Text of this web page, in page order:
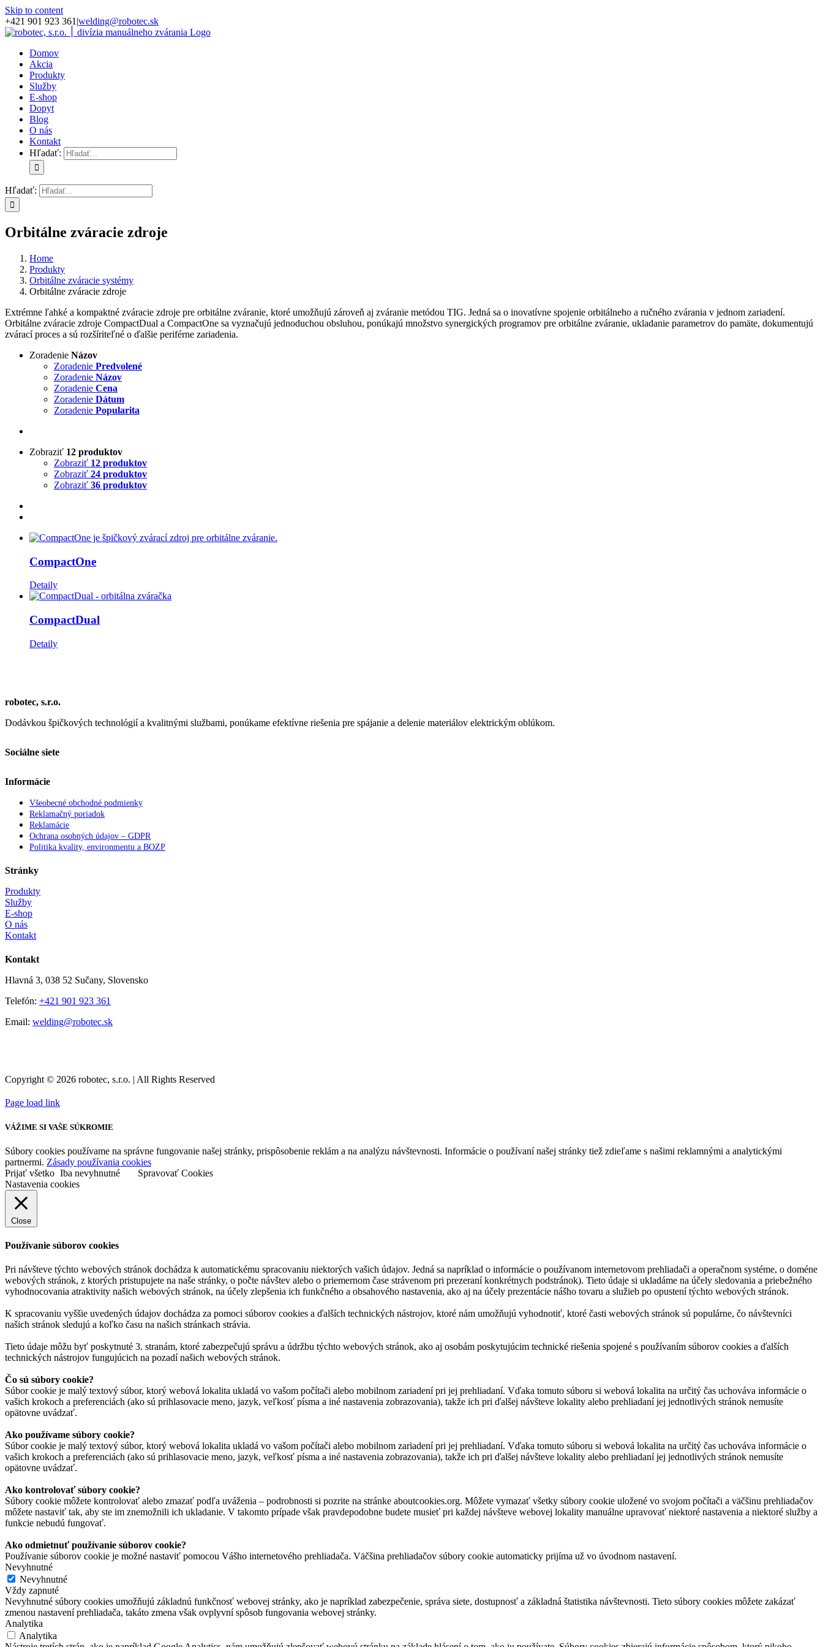
Skip to content
+421 901 923 361 |welding@robotec.sk
Domov
Akcia
Produkty
Služby
E-shop
Dopyt
Blog
O nás
Kontakt
Hľadať:
Hľadať:
Orbitálne zváracie zdroje
Home
Produkty
Orbitálne zváracie systémy
Orbitálne zváracie zdroje
Extrémne ľahké a kompaktné zváracie zdroje pre orbitálne zváranie, ktoré umožňujú zároveň aj zváranie metódou TIG. Jedná sa o inovatívne spojenie orbitálneho a ručného zvárania v jednom zariadení.
Orbitálne zváracie zdroje CompactDual a CompactOne sa vyznačujú jednoduchou obsluhou, ponúkajú množstvo synergických programov pre orbitálne zváranie, ukladanie parametrov do pamäte, dokumentujú
zvárací proces a sú rozšíriteľné o ďalšie periférne zariadenia.
Zoradenie Názov
Zoradenie Predvolené
Zoradenie Názov
Zoradenie Cena
Zoradenie Dátum
Zoradenie Popularita
Zobraziť 12 produktov
Zobraziť 12 produktov
Zobraziť 24 produktov
Zobraziť 36 produktov
CompactOne
Detaily
CompactDual
Detaily
robotec, s.r.o.
Dodávkou špičkových technológií a kvalitnými službami, ponúkame efektívne riešenia pre spájanie a delenie materiálov elektrickým oblúkom.
Sociálne siete
Informácie
Všeobecné obchodné podmienky
Reklamačný poriadok
Reklamácie
Ochrana osobných údajov – GDPR
Politika kvality, environmentu a BOZP
Stránky
Produkty
Služby
E-shop
O nás
Kontakt
Kontakt
Hlavná 3, 038 52 Sučany, Slovensko
Telefón: +421 901 923 361
Email: welding@robotec.sk
Copyright © 2026 robotec, s.r.o. | All Rights Reserved
Page load link
VÁŽIME SI VAŠE SÚKROMIE
Súbory cookies používame na správne fungovanie našej stránky, prispôsobenie reklám a na analýzu návštevnosti. Informácie o používaní našej stránky tiež zdieľame s našimi reklamnými a analytickými
partnermi. Zásady používania cookies
Prijať všetko Iba nevyhnutné
Spravovať Cookies
Nastavenia cookies
Close
Používanie súborov cookies
Pri návšteve týchto webových stránok dochádza k automatickému spracovaniu niektorých vašich údajov. Jedná sa napríklad o informácie o používanom internetovom prehliadači a operačnom systéme, o doméne
webových stránok, z ktorých pristupujete na naše stránky, o počte návštev alebo o priemernom čase strávenom pri prezeraní konkrétnych podstránok). Tieto údaje si ukladáme na účely sledovania a priebežného
vyhodnocovania atraktivity našich webových stránok, na účely zlepšenia ich funkčného a obsahového nastavenia, ako aj na účely prezentácie nášho tovaru a služieb po opustení týchto webových stránok.
K spracovaniu vyššie uvedených údajov dochádza za pomoci súborov cookies a ďalších technických nástrojov, ktoré nám umožňujú vyhodnotiť, ktoré časti webových stránok sú populárne, čo návštevníci
našich stránok sledujú a koľko času na našich stránkach strávia.
Tieto údaje môžu byť poskytnuté 3. stranám, ktoré zabezpečujú správu a údržbu týchto webových stránok, ako aj osobám poskytujúcim technické riešenia spojené s používaním súborov cookies a ďalších
technických nástrojov fungujúcich na pozadí našich webových stránok.
Čo sú súbory cookie?
Súbor cookie je malý textový súbor, ktorý webová lokalita ukladá vo vašom počítači alebo mobilnom zariadení pri jej prehliadaní. Vďaka tomuto súboru si webová lokalita na určitý čas uchováva informácie o
vašich krokoch a preferenciách (ako sú prihlasovacie meno, jazyk, veľkosť písma a iné nastavenia zobrazovania), takže ich pri ďalšej návšteve lokality alebo prehliadaní jej jednotlivých stránok nemusíte
opätovne uvádzať.
Ako používame súbory cookie?
Súbor cookie je malý textový súbor, ktorý webová lokalita ukladá vo vašom počítači alebo mobilnom zariadení pri jej prehliadaní. Vďaka tomuto súboru si webová lokalita na určitý čas uchováva informácie o
vašich krokoch a preferenciách (ako sú prihlasovacie meno, jazyk, veľkosť písma a iné nastavenia zobrazovania), takže ich pri ďalšej návšteve lokality alebo prehliadaní jej jednotlivých stránok nemusíte
opätovne uvádzať.
Ako kontrolovať súbory cookie?
Súbory cookie môžete kontrolovať alebo zmazať podľa uváženia – podrobnosti si pozrite na stránke aboutcookies.org. Môžete vymazať všetky súbory cookie uložené vo svojom počítači a väčšinu prehliadačov
môžete nastaviť tak, aby ste im znemožnili ich ukladanie. V takomto prípade však pravdepodobne budete musieť pri každej návšteve webovej lokality manuálne upravovať niektoré nastavenia a niektoré služby a
funkcie nebudú fungovať.
Ako odmietnuť používanie súborov cookie?
Používanie súborov cookie je možné nastaviť pomocou Vášho internetového prehliadača. Väčšina prehliadačov súbory cookie automaticky prijíma už vo úvodnom nastavení.
Nevyhnutné
Nevyhnutné
Vždy zapnuté
Nevyhnutné súbory cookies umožňujú základnú funkčnosť webovej stránky, ako je napríklad zabezpečenie, správa siete, dostupnosť a základná štatistika návštevnosti. Tieto súbory cookies môžete zakázať
zmenou nastavení prehliadača, takáto zmena však ovplyvní spôsob fungovania webovej stránky.
Analytika
Analytika